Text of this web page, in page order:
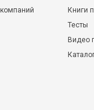
Книги
Тесты
Видео